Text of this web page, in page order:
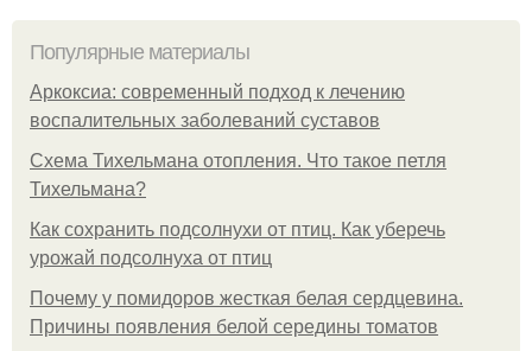
Популярные материалы
Аркоксиа: современный подход к лечению
воспалительных заболеваний суставов
Схема Тихельмана отопления. Что такое петля
Тихельмана?
Как сохранить подсолнухи от птиц. Как уберечь
урожай подсолнуха от птиц
Почему у помидоров жесткая белая сердцевина.
Причины появления белой середины томатов